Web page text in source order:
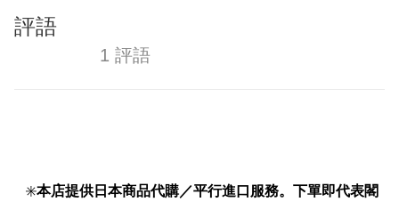
評語
1 評語
✳️本店提供日本商品代購／平行進口服務。下單即代表閣